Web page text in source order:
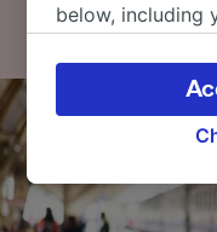
below, including
the privacy
signaled to our
browsing data.
track you.